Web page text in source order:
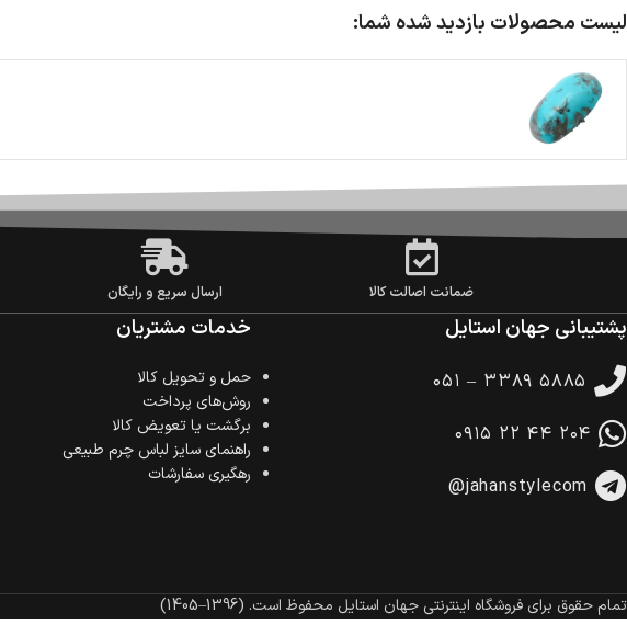
لیست محصولات بازدید شده شما:
ضمانت اصالت کالا ارسال سریع و رایگان
پشتیبانی جهان استایل
۰۵۱ – ۳۳۸۹ ۵۸۸۵
۰۹۱۵ ۲۲ ۴۴ ۲۰۴
@jahanstylecom
خدمات مشتریان
حمل‌ و تحویل کالا
روش‌های پرداخت
برگشت یا تعویض کالا
راهنمای سایز لباس چرم طبیعی
رهگیری سفارشات
تمام حقوق برای فروشگاه اینترنتی جهان استایل محفوظ است. (1396–1405)